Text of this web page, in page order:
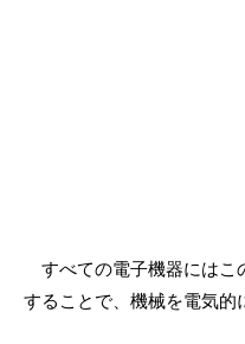
すべての電子機器にはこ
することで、機械を電気的